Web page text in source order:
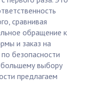
сравнивая
обращение к
и заказ на
безопасности
большему выбору
предлагаем